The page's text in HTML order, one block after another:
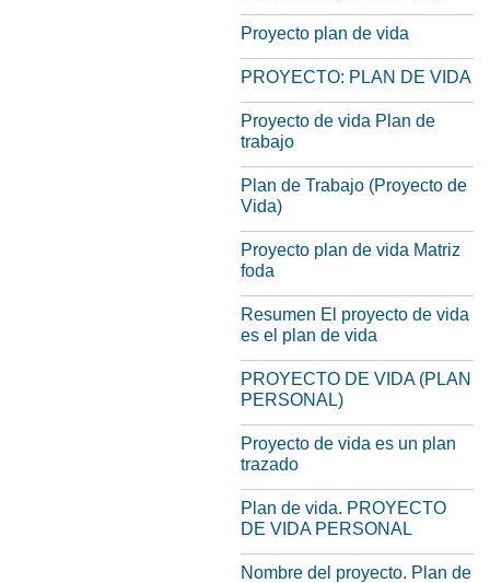
Proyecto plan de vida
PROYECTO: PLAN DE VIDA
Proyecto de vida Plan de
trabajo
Plan de Trabajo (Proyecto de
Vida)
Proyecto plan de vida Matriz
foda
Resumen El proyecto de vida
es el plan de vida
PROYECTO DE VIDA (PLAN
PERSONAL)
Proyecto de vida es un plan
trazado
Plan de vida. PROYECTO
DE VIDA PERSONAL
Nombre del proyecto. Plan de